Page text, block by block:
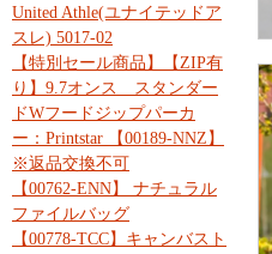
United Athle(ユナイテッドア
スレ) 5017-02
【特別セール商品】【ZIP有
り】9.7オンス スタンダー
ドWフードジップパーカ
ー：Printstar 【00189-NNZ】
※返品交換不可
【00762-ENN】 ナチュラル
ファイルバッグ
【00778-TCC】キャンバスト